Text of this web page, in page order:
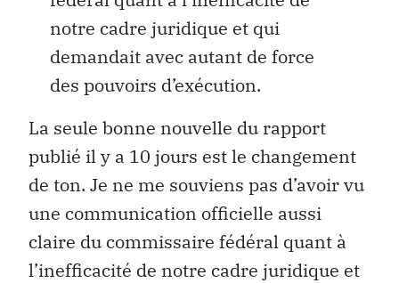
notre cadre juridique et qui
demandait avec autant de force
des pouvoirs d’exécution.
La seule bonne nouvelle du rapport
publié il y a 10 jours est le changement
de ton. Je ne me souviens pas d’avoir vu
une communication officielle aussi
claire du commissaire fédéral quant à
l’inefficacité de notre cadre juridique et